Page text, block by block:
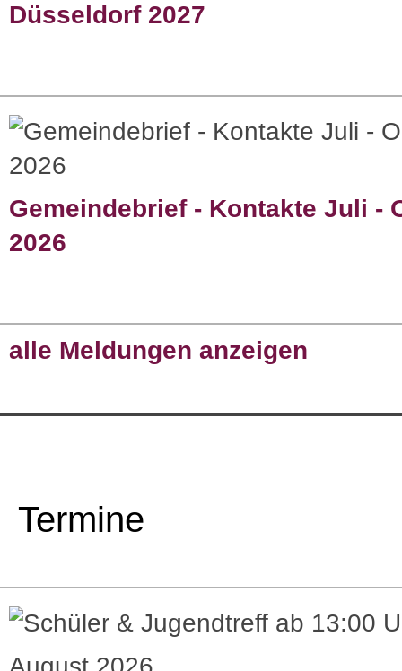
Düsseldorf 2027
Gemeindebrief - Kontakte Juli -
2026
alle Meldungen anzeigen
Termine